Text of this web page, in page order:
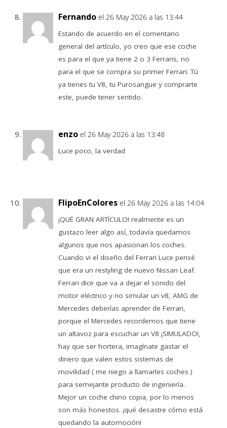
Fernando el 26 May 2026 a las 13:44
Estando de acuerdo en el comentario
general del artículo, yo creo que ese coche
es para el que ya tiene 2 o 3 Ferraris, no
para el que se compra su primer Ferrari. Tú
ya tienes tu V8, tu Purosangue y comprarte
este, puede tener sentido.
enzo el 26 May 2026 a las 13:48
Luce poco, la verdad
FlipoEnColores el 26 May 2026 a las 14:04
¡QUÉ GRAN ARTÍCULO! realmente es un
gustazo leer algo así, todavía quedamos
algunos que nos apasionan los coches.
Cuando vi el diseño del Ferrari Luce pensé
que era un restyling de nuevo Nissan Leaf.
Ferrari dice que va a dejar el sonido del
motor eléctrico y no simular un v8, AMG de
Mercedes deberías aprender de Ferrari,
porque el Mercedes recordemos que tiene
un altavoz para escuchar un V8 ¡SIMULADO!,
hay que ser hortera, imagínate gastar el
dinero que valen estos sistemas de
movilidad ( me niego a llamarles coches )
para semejante producto de ingeniería.
Mejor un coche chino copia, por lo menos
son más honestos. ¡qué desastre cómo está
quedando la automoción!